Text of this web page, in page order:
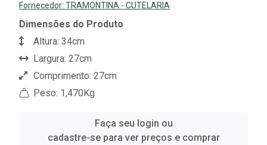
Fornecedor: TRAMONTINA - CUTELARIA
Dimensões do Produto
Altura: 34cm
Largura: 27cm
Comprimento: 27cm
Peso: 1,470Kg
Faça seu login ou
cadastre-se para ver preços e comprar